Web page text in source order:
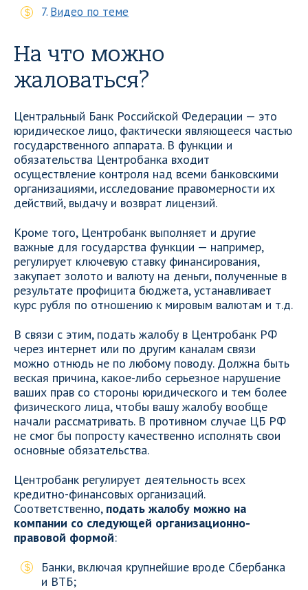
Видео по теме
На что можно
жаловаться?
Центральный Банк Российской Федерации — это
юридическое лицо, фактически являющееся частью
государственного аппарата. В функции и
обязательства Центробанка входит
осуществление контроля над всеми банковскими
организациями, исследование правомерности их
действий, выдачу и возврат лицензий.
Кроме того, Центробанк выполняет и другие
важные для государства функции — например,
регулирует ключевую ставку финансирования,
закупает золото и валюту на деньги, полученные в
результате профицита бюджета, устанавливает
курс рубля по отношению к мировым валютам и т.д.
В связи с этим, подать жалобу в Центробанк РФ
через интернет или по другим каналам связи
можно отнюдь не по любому поводу. Должна быть
веская причина, какое-либо серьезное нарушение
ваших прав со стороны юридического и тем более
физического лица, чтобы вашу жалобу вообще
начали рассматривать. В противном случае ЦБ РФ
не смог бы попросту качественно исполнять свои
основные обязательства.
Центробанк регулирует деятельность всех
кредитно-финансовых организаций.
Соответственно, подать жалобу можно на
компании со следующей организационно-
правовой формой:
Банки, включая крупнейшие вроде Сбербанка
и ВТБ;